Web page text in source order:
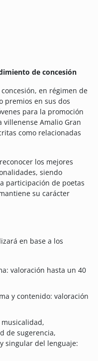
de concesión
en régimen de
premios en sus dos
para la promoción
villenense Amalio Gran
como relacionadas
los mejores
siendo
participación de poetas
su carácter
en base a los
valoración hasta un 40
y contenido: valoración
de sugerencia,
singular del lenguaje: